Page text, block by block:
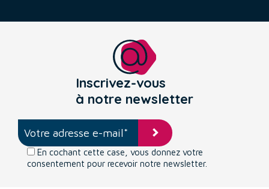
Inscrivez-vous
à notre newsletter
En cochant cette case, vous donnez votre
consentement pour recevoir notre newsletter.